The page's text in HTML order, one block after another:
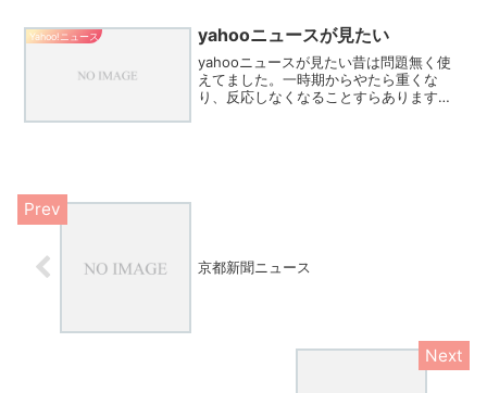
記事を非表示」をク...
Yahoo!ニュース yahooニュースが見たい
yahooニュースが見たい昔は問題無く使
えてました。一時期からやたら重くな
り、反応しなくなることすらあります。
京都新聞ニュース